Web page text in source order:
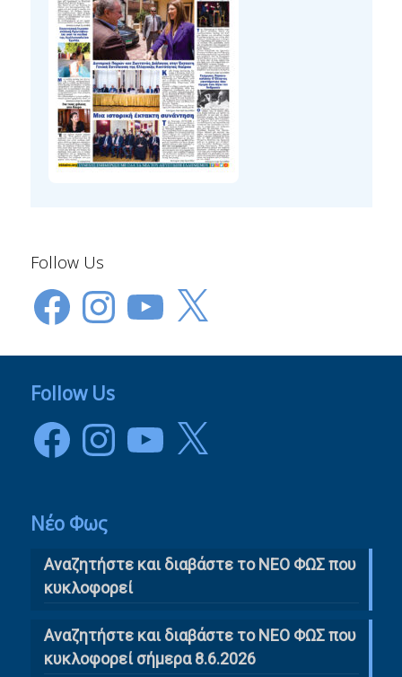
Follow Us
FacebookInstagramYouTube
X
Follow Us
FacebookInstagramYouTube
X
Νέο Φως
Αναζητήστε και διαβάστε το NΕΟ ΦΩΣ που
κυκλοφορεί
Αναζητήστε και διαβάστε το ΝΕΟ ΦΩΣ που
κυκλοφορεί σήμερα 8.6.2026